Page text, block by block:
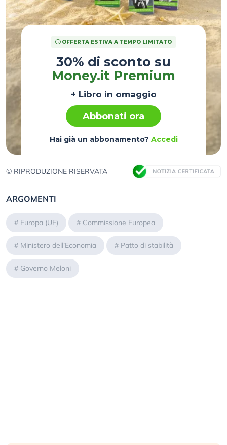
OFFERTA ESTIVA A TEMPO LIMITATO
30% di sconto su
Money.it Premium
+ Libro in omaggio
Abbonati ora
Hai già un abbonamento? Accedi
© RIPRODUZIONE RISERVATA
ARGOMENTI
# Europa (UE) # Commissione Europea
# Ministero dell’Economia # Patto di stabilità
# Governo Meloni